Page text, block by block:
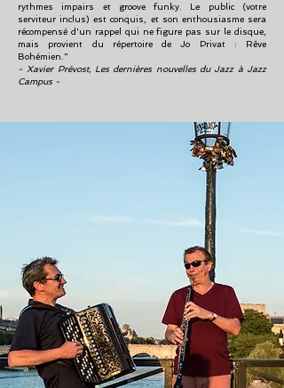
rythmes impairs et groove funky. Le public (votre
serviteur inclus) est conquis, et son enthousiasme sera
récompensé d'un rappel qui ne figure pas sur le disque,
mais provient du répertoire de Jo Privat : Rêve
Bohémien."
- Xavier Prévost, Les dernières nouvelles du Jazz à Jazz
Campus -